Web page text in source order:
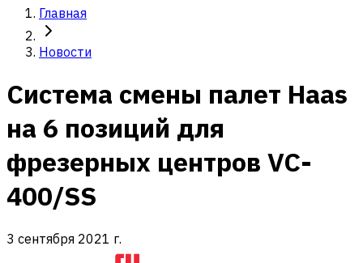
Главная
Новости
Система смены палет Haas
на 6 позиций для
фрезерных центров VC-
400/SS
3 сентября 2021 г.